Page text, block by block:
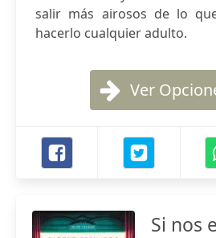
salir más airosos de lo
hacerlo cualquier adulto.
Ver
Si nos